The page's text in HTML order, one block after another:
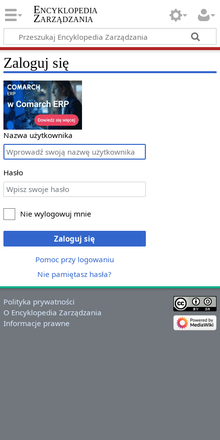
Encyklopedia
Zarządzania
Zaloguj się
Nazwa użytkownika
Hasło
Nie wylogowuj mnie
Zaloguj się
Pomoc przy logowaniu
Nie pamiętasz hasła?
Polityka prywatności
O Encyklopedia Zarządzania
Informacje prawne